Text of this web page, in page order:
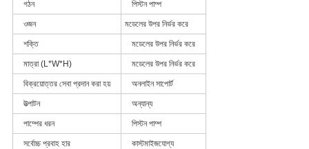
গঠন পিস্টন পাম্প
ওজন মডেলের উপর নির্ভর করে
শক্তি মডেলের উপর নির্ভর করে
মাত্রা (L*W*H) মডেলের উপর নির্ভর করে
বিক্রয়োত্তর সেবা প্রদান করা হয় অনলাইন সাপোর্ট
উত্পাটন অন্যান্য
পাম্পের ধরন পিস্টন পাম্প
সর্বোচ্চ প্রবাহ হার কাস্টমাইজযোগ্য